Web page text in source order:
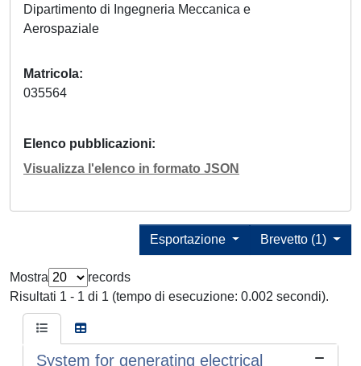
Dipartimento di Ingegneria Meccanica e
Aerospaziale
Matricola
035564
Elenco pubblicazioni
Visualizza l'elenco in formato JSON
Brevetto (1)
Esportazione
Mostra
records
Risultati 1 - 1 di 1 (tempo di esecuzione: 0.002 secondi).
System for generating electrical